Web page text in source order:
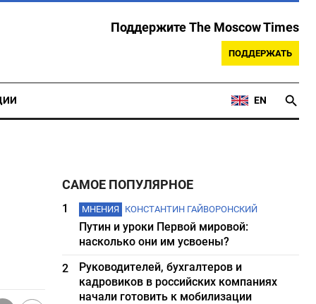
Поддержите The Moscow Times
ПОДДЕРЖАТЬ
EN
САМОЕ ПОПУЛЯРНОЕ
1 МНЕНИЯ КОНСТАНТИН ГАЙВОРОНСКИЙ
Путин и уроки Первой мировой:
насколько они им усвоены?
2
Руководителей, бухгалтеров и
кадровиков в российских компаниях
начали готовить к мобилизации